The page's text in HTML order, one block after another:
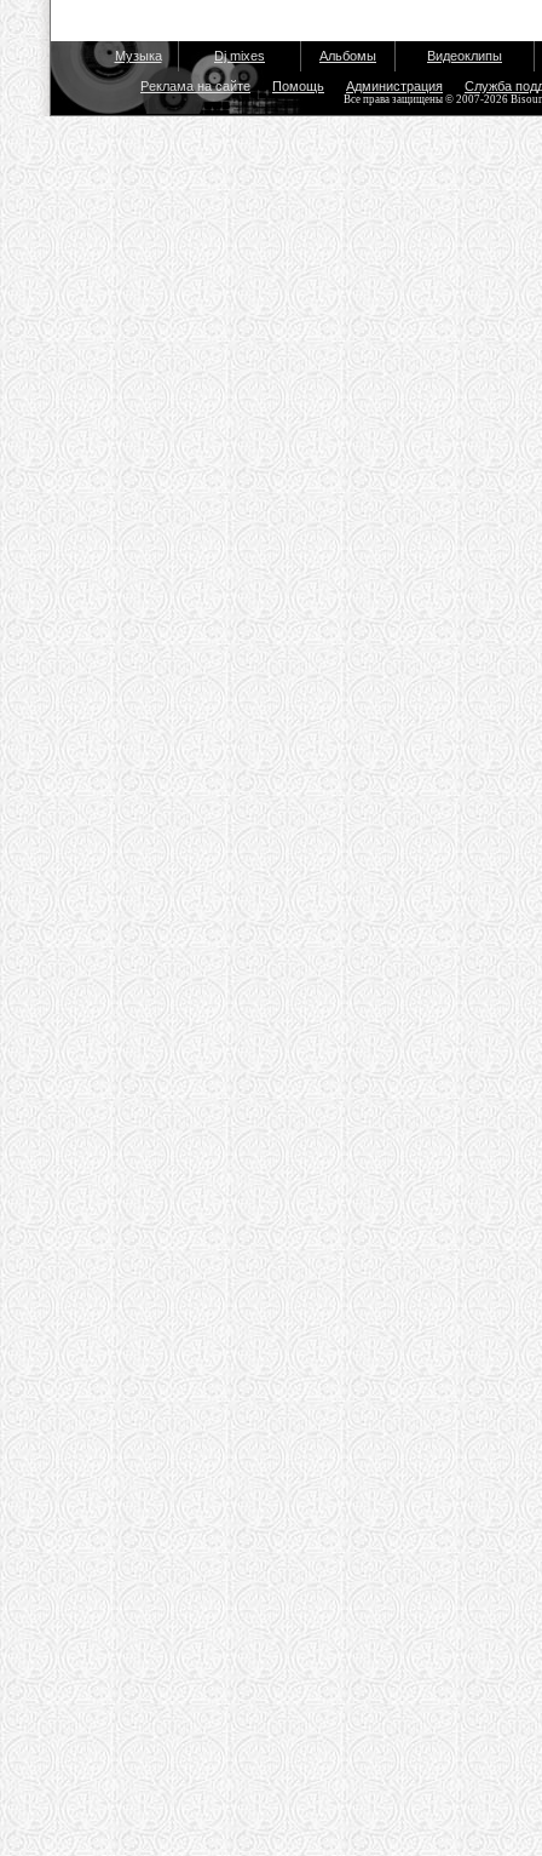
Музыка Dj mixes Альбомы Видеоклипы
Реклама на сайте Помощь Администрация Служба
Все права защищены © 2007-2026